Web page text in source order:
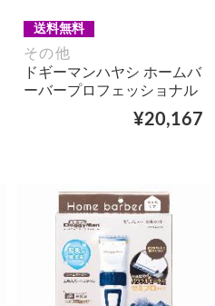
送料無料
その他
ドギーマンハヤシ ホームバ
ーバープロフェッショナル
¥20,167